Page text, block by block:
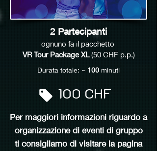
2 Partecipanti
ognuno fa il pacchetto
VR Tour Package XL(50 CHF p.p.)
Durata totale: ~ 100 minuti
100 CHF
Per maggiori informazioni riguardo a
organizzazione di eventi di gruppo
ti consigliamo di visitare la pagina